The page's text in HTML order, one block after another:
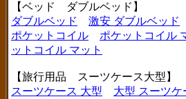
【ベッド ダブルベッド】
ダブルベッド
激安 ダブルベッド
ポケットコイル
ポケットコイル
ットコイル マット
【旅行用品 スーツケース大型】
スーツケース 大型
大型 スーツケ